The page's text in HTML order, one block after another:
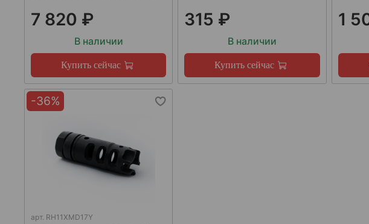
7 820 ₽
В наличии
Купить сейчас
315 ₽
В наличии
Купить сейчас
1
-36%
арт. RH11XMD17Y